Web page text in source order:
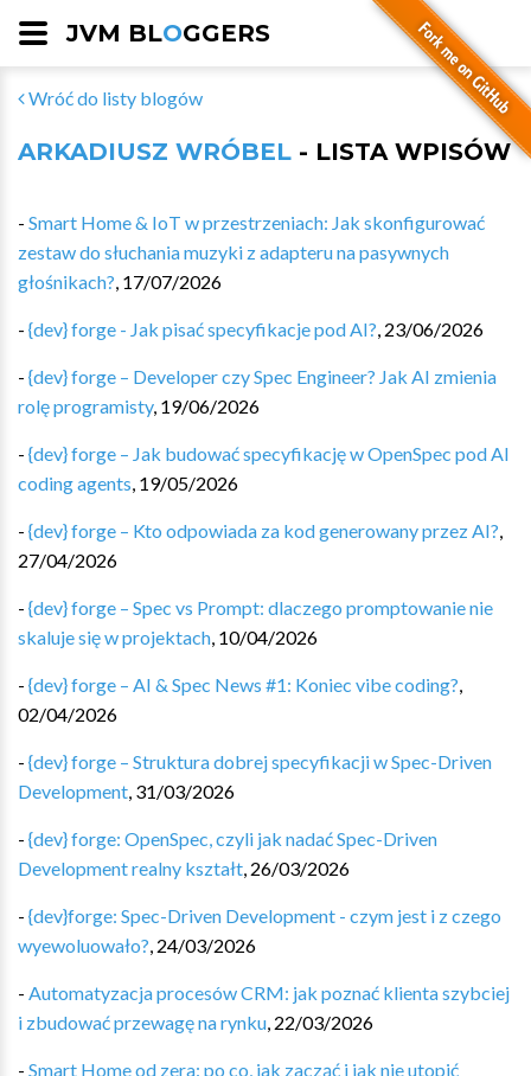
JVM BLOGGERS
Wróć do listy blogów
ARKADIUSZ WRÓBEL - LISTA WPISÓW
- Smart Home & IoT w przestrzeniach: Jak skonfigurować
zestaw do słuchania muzyki z adapteru na pasywnych
głośnikach?, 17/07/2026
- {dev} forge - Jak pisać specyfikacje pod AI?, 23/06/2026
- {dev} forge – Developer czy Spec Engineer? Jak AI zmienia
rolę programisty, 19/06/2026
- {dev} forge – Jak budować specyfikację w OpenSpec pod AI
coding agents, 19/05/2026
- {dev} forge – Kto odpowiada za kod generowany przez AI?,
27/04/2026
- {dev} forge – Spec vs Prompt: dlaczego promptowanie nie
skaluje się w projektach, 10/04/2026
- {dev} forge – AI & Spec News #1: Koniec vibe coding?,
02/04/2026
- {dev} forge – Struktura dobrej specyfikacji w Spec-Driven
Development, 31/03/2026
- {dev} forge: OpenSpec, czyli jak nadać Spec-Driven
Development realny kształt, 26/03/2026
- {dev}forge: Spec-Driven Development - czym jest i z czego
wyewoluowało?, 24/03/2026
- Automatyzacja procesów CRM: jak poznać klienta szybciej
i zbudować przewagę na rynku, 22/03/2026
- Smart Home od zera: po co, jak zacząć i jak nie utopić